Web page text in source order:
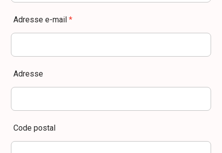
Adresse e-mail*
Adresse
Code postal